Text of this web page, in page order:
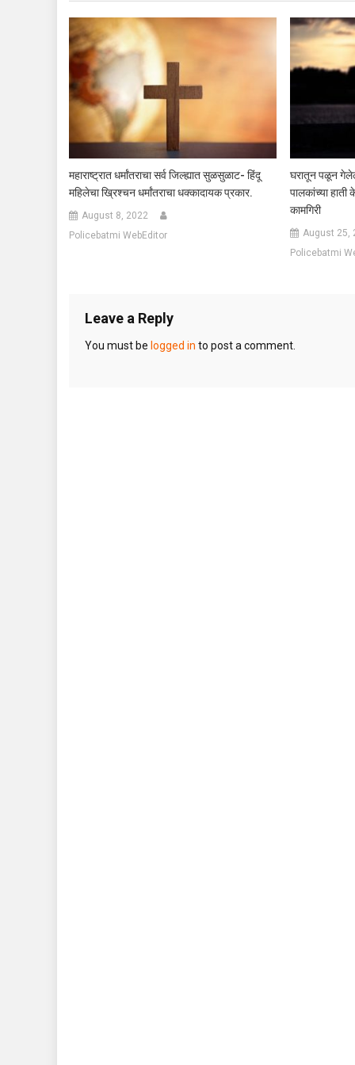
महाराष्ट्रात धर्मांतराचा सर्व जिल्ह्यात सुळसुळाट- हिंदू
महिलेचा ख्रिश्चन धर्मांतराचा धक्कादायक प्रकार.
August 8, 2022
Policebatmi WebEditor
घरातून पळून
पालकांच्या
कामगिरी
August 25,
Policebatmi
Leave a Reply
You must be logged in to post a comment.